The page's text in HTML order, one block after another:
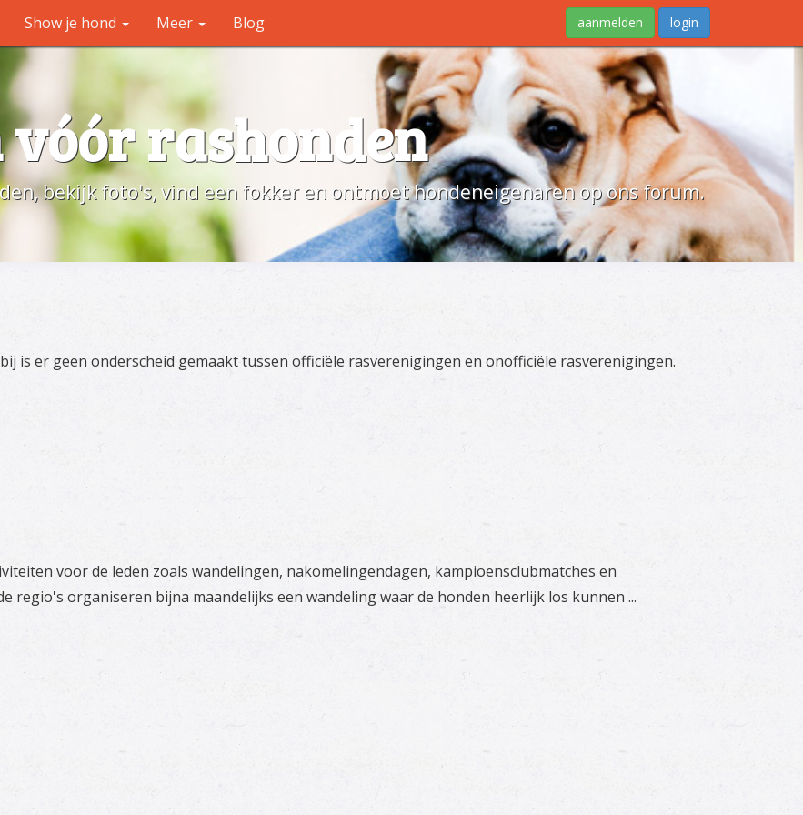
vóór rashonden
bekijk foto's, vind een fokker en ontmoet hondeneigenaren op ons forum.
is er geen onderscheid gemaakt tussen officiële rasverenigingen en onofficiële rasverenigingen.
voor de leden zoals wandelingen, nakomelingendagen, kampioensclubmatches en
regio's organiseren bijna maandelijks een wandeling waar de honden heerlijk los kunnen ...
Show je hond Meer Blog aanmelden login